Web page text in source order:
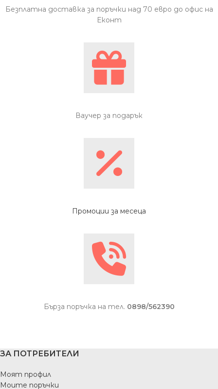
Безплатна доставка за поръчки над 70 евро до офис на
Еконт
Ваучер за подарък
Промоции за месеца
Бърза поръчка на тел. 0898/562390
ЗА ПОТРЕБИТЕЛИ
Моят профил
Моите поръчки